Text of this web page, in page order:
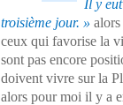
Il y
troisième jour. »
ceux qui favorise la
sont pas encore
doivent vivre sur la
alors pour moi il y a